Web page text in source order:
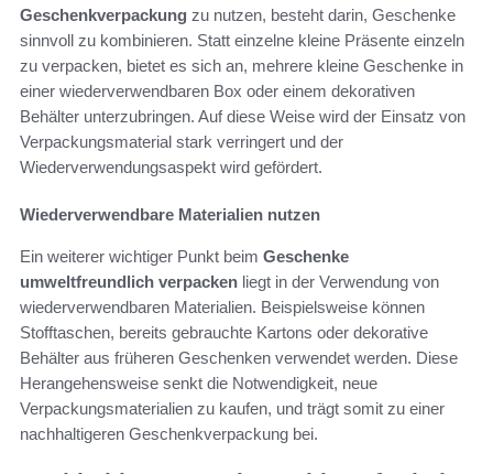
Geschenkverpackung zu nutzen, besteht darin, Geschenke
sinnvoll zu kombinieren. Statt einzelne kleine Präsente einzeln
zu verpacken, bietet es sich an, mehrere kleine Geschenke in
einer wiederverwendbaren Box oder einem dekorativen
Behälter unterzubringen. Auf diese Weise wird der Einsatz von
Verpackungsmaterial stark verringert und der
Wiederverwendungsaspekt wird gefördert.
Wiederverwendbare Materialien nutzen
Ein weiterer wichtiger Punkt beim Geschenke
umweltfreundlich verpacken liegt in der Verwendung von
wiederverwendbaren Materialien. Beispielsweise können
Stofftaschen, bereits gebrauchte Kartons oder dekorative
Behälter aus früheren Geschenken verwendet werden. Diese
Herangehensweise senkt die Notwendigkeit, neue
Verpackungsmaterialien zu kaufen, und trägt somit zu einer
nachhaltigeren Geschenkverpackung bei.